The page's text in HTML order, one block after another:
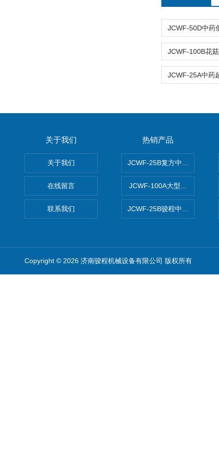
关于我们
关于我们
在线留言
联系我们
热销产品
JCWF-25B复方中药材超微粉
JCWF-100A大型中药材超微
JCWF-25B骏程中草药超细粉
Copyright © 2026 济南骏程机械设备有限公司 版权所有